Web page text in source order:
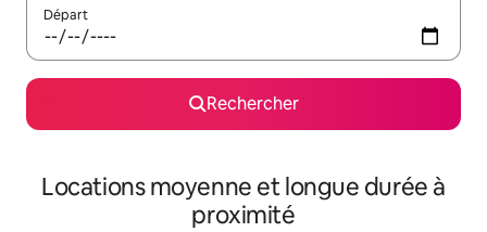
Départ
Rechercher
Locations moyenne et longue durée à
proximité